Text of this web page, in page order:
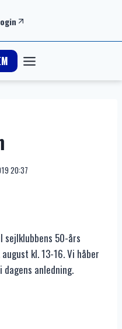
20:37
50-års
kl. 13-16. Vi håber
anledning.